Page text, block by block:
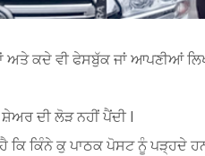
ਅਤੇ ਕਦੇ ਵੀ ਫੇਸਬੁੱਕ ਜਾਂ ਆਪਣੀਆਂ
ਦੀ ਲੋੜ ਨਹੀਂ ਪੈਂਦੀ l
ਕਿੰਨੇ ਕੁ ਪਾਠਕ ਪੋਸਟ ਨੂੰ ਪੜ੍ਹਦੇ ਹਨ